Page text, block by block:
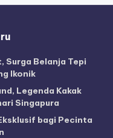
Surga Belanja Tepi
Ikonik
Legenda Kakak
Singapura
bagi Pecinta